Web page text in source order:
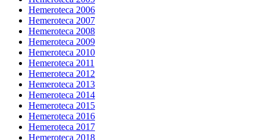
Hemeroteca 2006
Hemeroteca 2007
Hemeroteca 2008
Hemeroteca 2009
Hemeroteca 2010
Hemeroteca 2011
Hemeroteca 2012
Hemeroteca 2013
Hemeroteca 2014
Hemeroteca 2015
Hemeroteca 2016
Hemeroteca 2017
Hemeroteca 2018